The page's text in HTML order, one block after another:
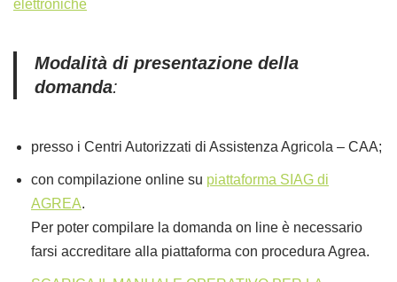
elettroniche
Modalità di presentazione della
domanda:
presso i Centri Autorizzati di Assistenza Agricola – CAA;
con compilazione online su piattaforma SIAG di
AGREA.
Per poter compilare la domanda on line è necessario
farsi accreditare alla piattaforma con procedura Agrea.